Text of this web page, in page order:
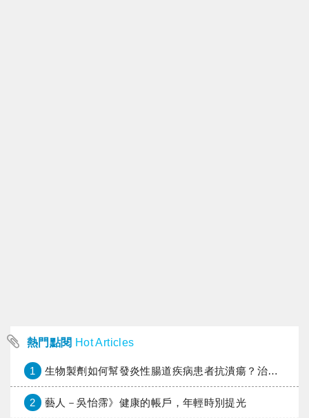
熱門點閱 Hot Articles
1 生物製劑如何幫發炎性腸道疾病患者抗潰瘍？治療進展與健保給付困境一次看
2 藝人－吳怡霈》健康的帳戶，年輕時別提光